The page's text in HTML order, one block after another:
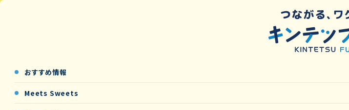
おすすめ情報
Meets Sweets